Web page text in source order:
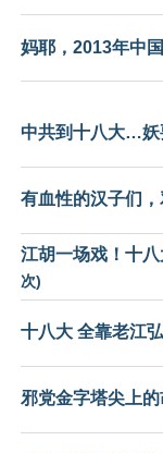
妈耶，2013年中
中共到十八大…妖
有血性的汉子们
江胡一场戏！十
次)
十八大 全靠老江
邪党金字塔尖上